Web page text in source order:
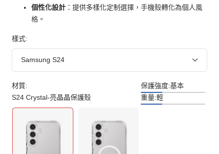
個性化設計 ：提供多樣化定制選擇，手機殼轉化為個人風
格。
樣式:
Samsung S24
材質:
S24 Crystal-亮晶晶保護殼
保護強度:基本
重量:輕